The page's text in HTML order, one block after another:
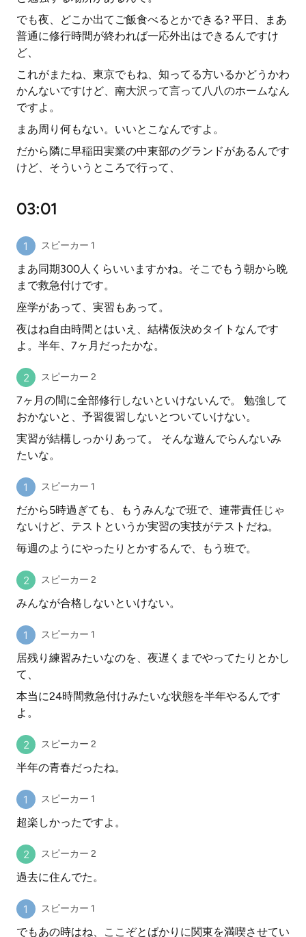
でも夜、どこか出てご飯食べるとかできる? 平日、まあ
普通に修行時間が終われば一応外出はできるんですけ
ど、
これがまたね、東京でもね、知ってる方いるかどうかわ
かんないですけど、南大沢って言って八八のホームなん
ですよ。
まあ周り何もない。いいとこなんですよ。
だから隣に早稲田実業の中東部のグランドがあるんです
けど、そういうところで行って、
03:01
スピーカー 1
まあ同期300人くらいいますかね。そこでもう朝から晩
まで救急付けです。
座学があって、実習もあって。
夜はね自由時間とはいえ、結構仮決めタイトなんです
よ。半年、7ヶ月だったかな。
スピーカー 2
7ヶ月の間に全部修行しないといけないんで。 勉強して
おかないと、予習復習しないとついていけない。
実習が結構しっかりあって。 そんな遊んでらんないみ
たいな。
スピーカー 1
だから5時過ぎても、もうみんなで班で、連帯責任じゃ
ないけど、テストというか実習の実技がテストだね。
毎週のようにやったりとかするんで、もう班で。
スピーカー 2
みんなが合格しないといけない。
スピーカー 1
居残り練習みたいなのを、夜遅くまでやってたりとかし
て、
本当に24時間救急付けみたいな状態を半年やるんです
よ。
スピーカー 2
半年の青春だったね。
スピーカー 1
超楽しかったですよ。
スピーカー 2
過去に住んでた。
スピーカー 1
でもあの時はね、ここぞとばかりに関東を満喫させてい